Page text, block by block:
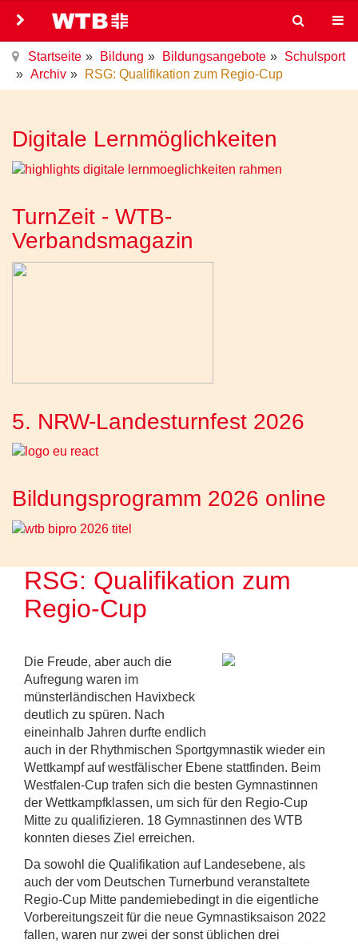
Startseite Bildung Bildungsangebote
Schulsport
Archiv
RSG: Qualifikation zum Regio-Cup
Digitale Lernmöglichkeiten
TurnZeit - WTB-
Verbandsmagazin
5. NRW-Landesturnfest 2026
Bildungsprogramm 2026 online
RSG: Qualifikation zum
Regio-Cup
Die Freude, aber auch die
Aufregung waren im
münsterländischen Havixbeck
deutlich zu spüren. Nach
eineinhalb Jahren durfte endlich
auch in der Rhythmischen Sportgymnastik wieder ein
Wettkampf auf westfälischer Ebene stattfinden. Beim
Westfalen-Cup trafen sich die besten Gymnastinnen
der Wettkampfklassen, um sich für den Regio-Cup
Mitte zu qualifizieren. 18 Gymnastinnen des WTB
konnten dieses Ziel erreichen.
Da sowohl die Qualifikation auf Landesebene, als
auch der vom Deutschen Turnerbund veranstaltete
Regio-Cup Mitte pandemiebedingt in die eigentliche
Vorbereitungszeit für die neue Gymnastiksaison 2022
fallen, waren nur zwei der sonst üblichen drei